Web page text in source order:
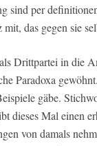
sind per
mit, das gegen sie
Drittpartei in die
Paradoxa
gäbe.
dieses Mal einen
von damals